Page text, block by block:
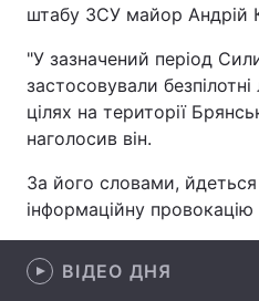
Зброя
Здоров'я
Цікавинки
Лонгріди
штабу ЗСУ майор Андрій
"У зазначений період
застосовували безпілотні
цілях на території
наголосив він.
За його словами,
інформаційну
ВІДЕО ДНЯ